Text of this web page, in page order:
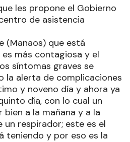
les propone el Gobierno
de asistencia
(Manaos) que está
más contagiosa y el
síntomas graves se
la alerta de complicaciones
y noveno día y ahora ya
día, con lo cual un
a la mañana y a la
respirador; este es el
teniendo y por eso es la